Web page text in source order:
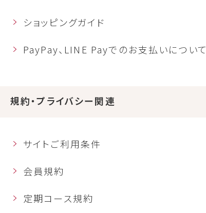
ショッピングガイド
PayPay、LINE Payでのお支払いについて
規約・プライバシー関連
サイトご利用条件
会員規約
定期コース規約